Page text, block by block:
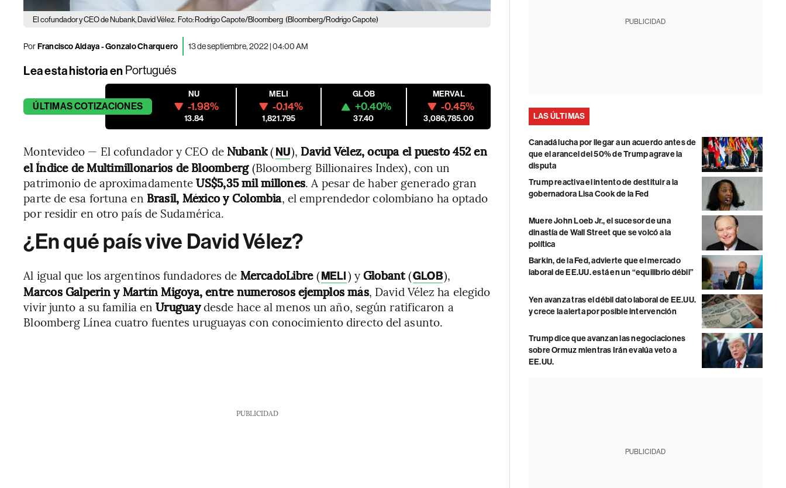
El cofundador y CEO de Nubank, David Vélez. Foto: Rodrigo Capote/Bloomberg (Bloomberg/Rodrigo Capote)
PorFrancisco Aldaya-Gonzalo Charquero 13 de septiembre, 2022 | 04:00 AM
Lea esta historia en Portugués
ÚLTIMASCOTIZACIONES
NU
-1.98%
13.84
MELI
-0.14%
1,821.795
GLOB
+0.40%
37.40
MERVAL
-0.45%
3,086,785.00
Montevideo — El cofundador y CEO de Nubank(NU), David Vélez, ocupa el puesto 452 en
el Índice de Multimillonarios de Bloomberg(Bloomberg Billionaires Index), con un
patrimonio de aproximadamenteUS$5,35 mil millones. A pesar de haber generado gran
parte de esa fortuna en Brasil, México y Colombia, el emprendedor colombiano ha optado
por residir en otro país de Sudamérica.
¿En qué país vive David Vélez?
Al igual que los argentinos fundadores de MercadoLibre(MELI) yGlobant(GLOB),
Marcos Galperin y Martín Migoya, entre numerosos ejemplos más, David Vélez ha elegido
vivir junto a su familia enUruguaydesde hace al menos un año, según ratificaron a
Bloomberg Línea cuatro fuentes uruguayas con conocimiento directo del asunto.
PUBLICIDAD
PUBLICIDAD
LAS ÚLTIMAS
Canadá lucha por llegar a un acuerdo antes de
que el arancel del 50% de Trump agrave la
disputa
Trump reactiva el intento de destituir a la
gobernadora Lisa Cook de la Fed
Muere John Loeb Jr., el sucesor de una
dinastía de Wall Street que se volcó a la
política
Barkin, de la Fed, advierte que el mercado
laboral de EE.UU. está en un “equilibrio débil”
Yen avanza tras el débil dato laboral de EE.UU.
y crece la alerta por posible intervención
Trump dice que avanzan las negociaciones
sobre Ormuz mientras Irán evalúa veto a
EE.UU.
PUBLICIDAD